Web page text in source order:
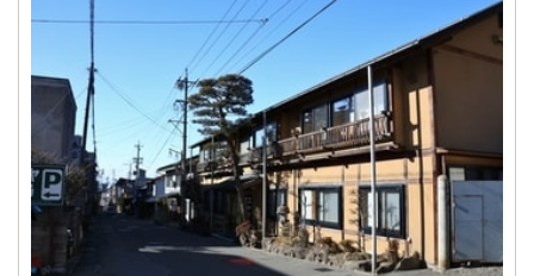
く、ここの裏山が一茶の俳句創作に利用されたこともあるそう。湯
田中の湯に癒されたら、あなたもここで一句詠んでみては。駅に隣
接した「楓の館」の投句箱に入れると駅周辺の灯籠に掲げられ一定
の期間披露されるかも。